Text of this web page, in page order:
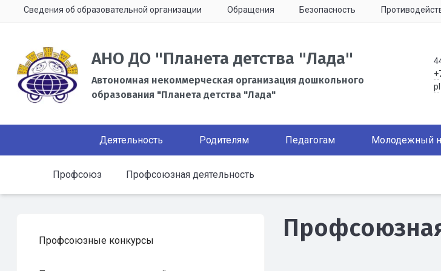
Сведения об образовательной организации Обращения Безопасность
АНО ДО "Планета детства "Лада"
Автономная некоммерческая организация дошкольного
образования "Планета детства "Лада"
Деятельность Родителям Педагогам Молодежный
Профсоюз Профсоюзная деятельность
Профсоюзные конкурсы